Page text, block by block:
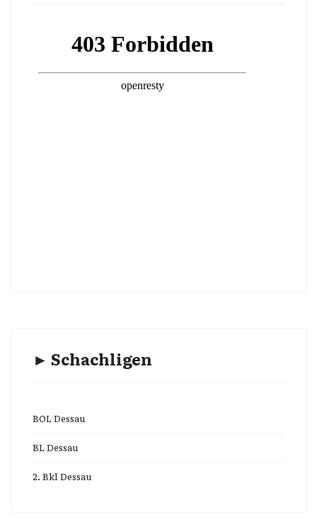
► Schachligen
BOL Dessau
BL Dessau
2. Bkl Dessau